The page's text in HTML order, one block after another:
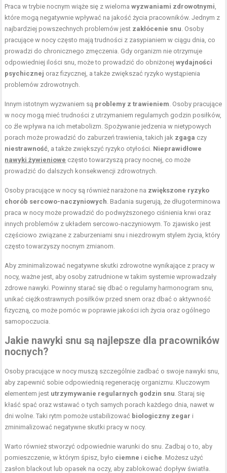
Praca w trybie nocnym wiąże się z wielomawyzwaniami zdrowotnymi,
które mogą negatywnie wpływać na jakość życia pracowników. Jednym z
najbardziej powszechnych problemów jest zakłócenie snu. Osoby
pracujące w nocy często mają trudności z zasypianiem w ciągu dnia, co
prowadzi do chronicznego zmęczenia. Gdy organizm nie otrzymuje
odpowiedniej ilości snu, może to prowadzić do obniżonejwydajności
psychicznej oraz fizycznej, a także zwiększać ryzyko wystąpienia
problemów zdrowotnych.
Innym istotnym wyzwaniem są problemy z trawieniem. Osoby pracujące
w nocy mogą mieć trudności z utrzymaniem regularnych godzin posiłków,
co źle wpływa na ich metabolizm. Spożywanie jedzenia w nietypowych
porach może prowadzić do zaburzeń trawienia, takich jak zgaga czy
niestrawność, a także zwiększyć ryzyko otyłości. Nieprawidłowe
nawyki żywieniowe często towarzyszą pracy nocnej, co może
prowadzić do dalszych konsekwencji zdrowotnych.
Osoby pracujące w nocy są również narażone na zwiększone ryzyko
chorób sercowo-naczyniowych. Badania sugerują, że długoterminowa
praca w nocy może prowadzić do podwyższonego ciśnienia krwi oraz
innych problemów z układem sercowo-naczyniowym. To zjawisko jest
częściowo związane z zaburzeniami snu i niezdrowym stylem życia, który
często towarzyszy nocnym zmianom.
Aby zminimalizować negatywne skutki zdrowotne wynikające z pracy w
nocy, ważne jest, aby osoby zatrudnione w takim systemie wprowadzały
zdrowe nawyki. Powinny starać się dbać o regularny harmonogram snu,
unikać ciężkostrawnych posiłków przed snem oraz dbać o aktywność
fizyczną, co może pomóc w poprawie jakości ich życia oraz ogólnego
samopoczucia.
Jakie nawyki snu są najlepsze dla pracowników
nocnych?
Osoby pracujące w nocy muszą szczególnie zadbać o swoje nawyki snu,
aby zapewnić sobie odpowiednią regenerację organizmu. Kluczowym
elementem jest utrzymywanie regularnych godzin snu. Staraj się
kłaść spać oraz wstawać o tych samych porach każdego dnia, nawet w
dni wolne. Taki rytm pomoże ustabilizować biologiczny zegar i
zminimalizować negatywne skutki pracy w nocy.
Warto również stworzyć odpowiednie warunki do snu. Zadbaj o to, aby
pomieszczenie, w którym śpisz, było ciemne i ciche. Możesz użyć
zasłon blackout lub opasek na oczy, aby zablokować dopływ światła.